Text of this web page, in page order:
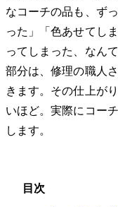
なコーチの品も、ず
った」「色あせてし
ってしまった、なん
部分は、修理の職人
きます。その仕上が
いほど。実際にコー
します。
目次